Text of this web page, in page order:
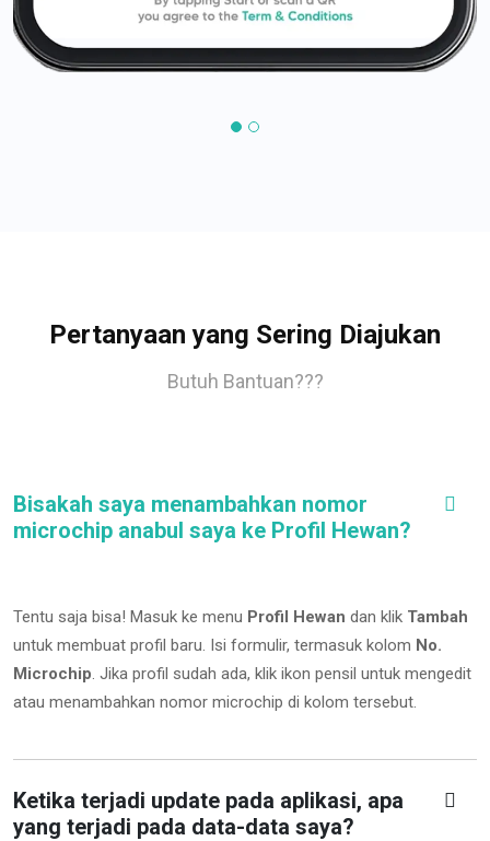
Pertanyaan yang Sering Diajukan
Butuh Bantuan???
Bisakah saya menambahkan nomor
microchip anabul saya ke Profil Hewan?
Tentu saja bisa! Masuk ke menu Profil Hewan dan klik Tambah
untuk membuat profil baru. Isi formulir, termasuk kolom No.
Microchip. Jika profil sudah ada, klik ikon pensil untuk mengedit
atau menambahkan nomor microchip di kolom tersebut.
Ketika terjadi update pada aplikasi, apa
yang terjadi pada data-data saya?